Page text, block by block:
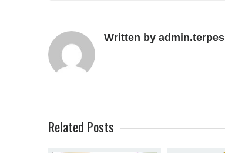
Written by admin.terpes
Related Posts